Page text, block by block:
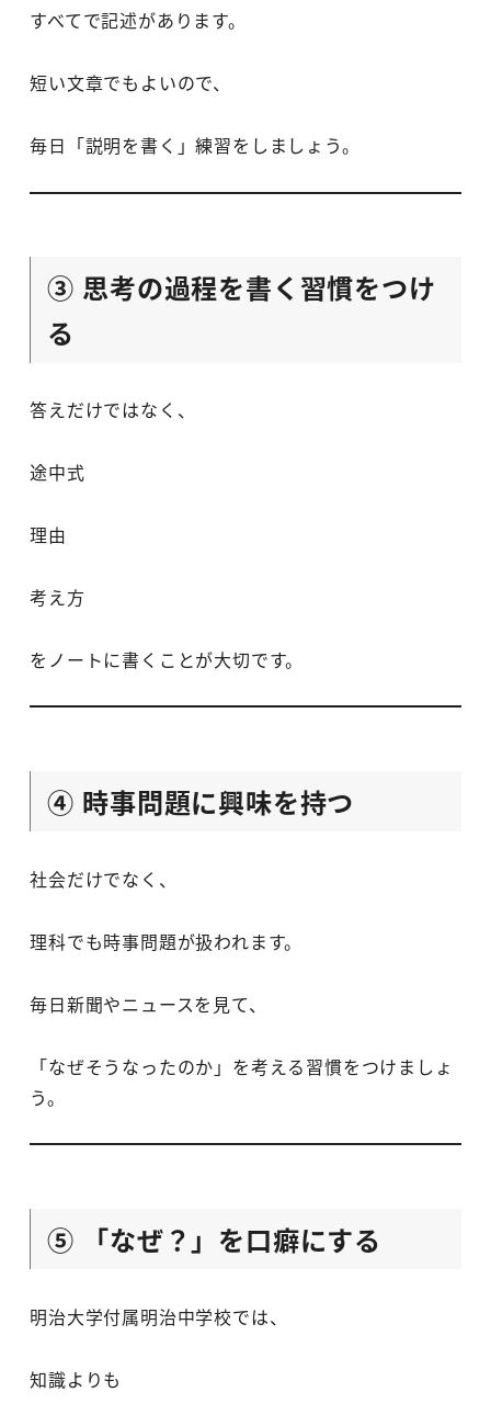
すべてで記述があります。
短い文章でもよいので、
毎日「説明を書く」練習をしましょう。
③ 思考の過程を書く習慣をつけ
る
答えだけではなく、
途中式
理由
考え方
をノートに書くことが大切です。
④ 時事問題に興味を持つ
社会だけでなく、
理科でも時事問題が扱われます。
毎日新聞やニュースを見て、
「なぜそうなったのか」を考える習慣をつけましょ
う。
⑤ 「なぜ？」を口癖にする
明治大学付属明治中学校では、
知識よりも